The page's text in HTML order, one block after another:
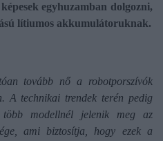
egyhuzamban dolgozni,
lítiumos akkumulátoruknak.
tovább nő a robotporszívók
A technikai trendek terén pedig
több modellnél jelenik meg az
ami biztosítja, hogy ezek a